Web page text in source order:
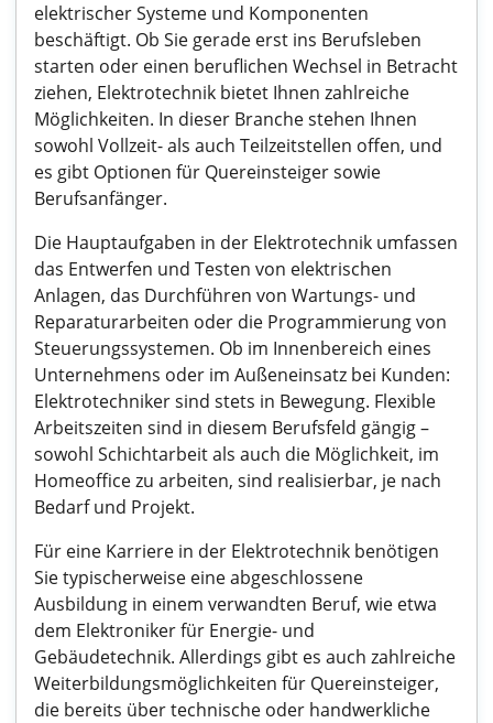
elektrischer Systeme und Komponenten
beschäftigt. Ob Sie gerade erst ins Berufsleben
starten oder einen beruflichen Wechsel in Betracht
ziehen, Elektrotechnik bietet Ihnen zahlreiche
Möglichkeiten. In dieser Branche stehen Ihnen
sowohl Vollzeit- als auch Teilzeitstellen offen, und
es gibt Optionen für Quereinsteiger sowie
Berufsanfänger.
Die Hauptaufgaben in der Elektrotechnik umfassen
das Entwerfen und Testen von elektrischen
Anlagen, das Durchführen von Wartungs- und
Reparaturarbeiten oder die Programmierung von
Steuerungssystemen. Ob im Innenbereich eines
Unternehmens oder im Außeneinsatz bei Kunden:
Elektrotechniker sind stets in Bewegung. Flexible
Arbeitszeiten sind in diesem Berufsfeld gängig –
sowohl Schichtarbeit als auch die Möglichkeit, im
Homeoffice zu arbeiten, sind realisierbar, je nach
Bedarf und Projekt.
Für eine Karriere in der Elektrotechnik benötigen
Sie typischerweise eine abgeschlossene
Ausbildung in einem verwandten Beruf, wie etwa
dem Elektroniker für Energie- und
Gebäudetechnik. Allerdings gibt es auch zahlreiche
Weiterbildungsmöglichkeiten für Quereinsteiger,
die bereits über technische oder handwerkliche